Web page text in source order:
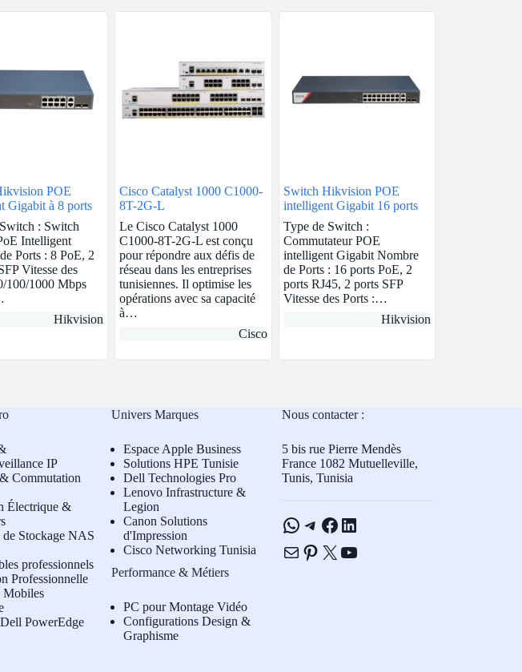
POE
Gigabit à 8 ports
: Switch
Intelligent
Ports : 8 PoE, 2
Vitesse des
100/1000 Mbps
Hikvision
Cisco Catalyst 1000 C1000-
8T-2G-L
Le Cisco Catalyst 1000
C1000-8T-2G-L est conçu
pour répondre aux défis de
réseau dans les entreprises
tunisiennes. Il optimise les
opérations avec sa capacité
à…
Cisco
Switch Hikvision POE
intelligent Gigabit 16 ports
Type de Switch :
Commutateur POE
intelligent Gigabit Nombre
de Ports : 16 ports PoE, 2
ports RJ45, 2 ports SFP
Vitesse des Ports :…
Hikvision
IP
Commutation
Électrique &
de Stockage NAS
professionnels
Professionnelle
Mobiles
PowerEdge
Univers Marques
Espace Apple Business
Solutions HPE Tunisie
Dell Technologies Pro
Lenovo Infrastructure &
Legion
Canon Solutions
d'Impression
Cisco Networking Tunisia
Performance & Métiers
PC pour Montage Vidéo
Configurations Design &
Graphisme
Nous contacter :
5 bis rue Pierre Mendès
France 1082 Mutuelleville,
Tunis, Tunisia
WhatsApp
Telegram
Facebook
LinkedIn
E-mailPinterest
X YouTube